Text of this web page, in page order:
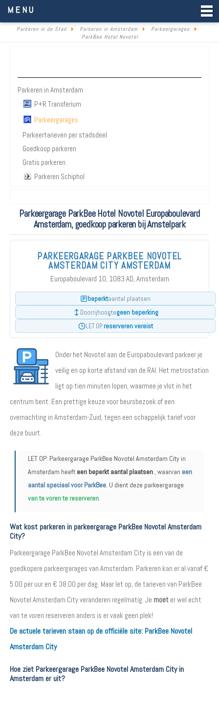
MENU
Parkeren in de Stad Parkeren in Amsterdam
Parkeergarages
ParkBee Hotel Novotel
Parkeren in Amsterdam
P+R Transferium
Parkeergarages
Parkeertarieven per stadsdeel
Goedkoop parkeren
Gratis parkeren
Parkeren Schiphol
Parkeergarage ParkBee Hotel Novotel Europaboulevard
Amsterdam, goedkoop parkeren bij Amstelpark
PARKEERGARAGE PARKBEE NOVOTEL
AMSTERDAM CITY AMSTERDAM
Europaboulevard 10, 1083 AD, Amsterdam
beperktaantal plaatsen
Doorrijhoogtegeen beperking
LET OP:reserveren vereist
Onder het Novotel aan de Europaboulevard parkeer je
veilig en op korte afstand van de RAI. Het metrostation
ligt op tien minuten lopen, waarmee je vlot in het
centrum bent. Een prettige keuze voor beursbezoek of een
overnachting in Amsterdam-Zuid, tegen een schappelijk tarief voor
deze buurt.
LET OP: Parkeergarage ParkBee Novotel Amsterdam City in
Amsterdam heeft een beperkt aantal plaatsen , waarvan een
aantal speciaal voor ParkBee. U dient deze parkeergarage
van te voren te reserveren.
Wat kost parkeren in parkeergarage ParkBee Novotel Amsterdam
City?
Parkeergarage ParkBee Novotel Amsterdam City is een van de
goedkopere parkeergarages van Amsterdam. Parkeren kan er al vanaf €
5.00 per uur en € 38.00 per dag. Maar let op, de tarieven van ParkBee
Novotel Amsterdam City veranderen regelmatig. Je moet er wel echt
van te voren reserveren anders is er vaak geen plek!
De actuele tarieven staan op de officiële site: ParkBee Novotel
Amsterdam City
Hoe ziet Parkeergarage ParkBee Novotel Amsterdam City in
Amsterdam er uit?